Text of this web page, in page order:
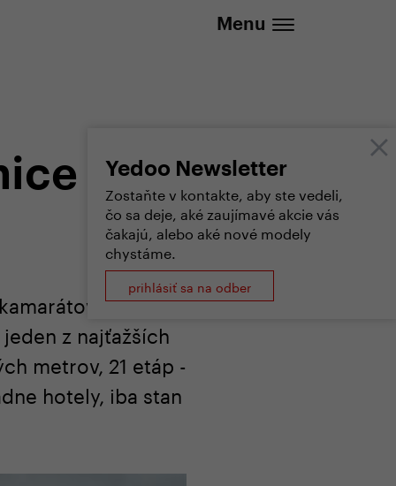
Menu
Yedoo Newsletter
Zostaňte v kontakte, aby ste vedeli,
čo sa deje, aké zaujímavé akcie vás
čakajú, alebo aké nové modely
chystáme.
prihlásiť sa na odber
dokázal
z najťažších
metrov, 21 etáp -
hotely, iba stan